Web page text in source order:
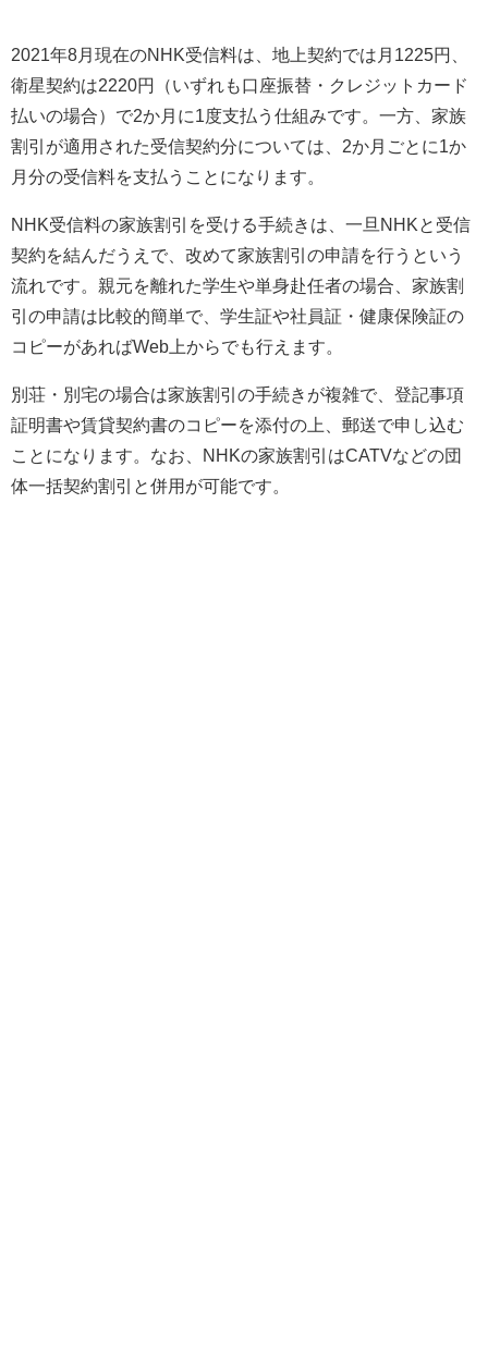
2021年8月現在のNHK受信料は、地上契約では月1225円、
衛星契約は2220円（いずれも口座振替・クレジットカード
払いの場合）で2か月に1度支払う仕組みです。一方、家族
割引が適用された受信契約分については、2か月ごとに1か
月分の受信料を支払うことになります。
NHK受信料の家族割引を受ける手続きは、一旦NHKと受信
契約を結んだうえで、改めて家族割引の申請を行うという
流れです。親元を離れた学生や単身赴任者の場合、家族割
引の申請は比較的簡単で、学生証や社員証・健康保険証の
コピーがあればWeb上からでも行えます。
別荘・別宅の場合は家族割引の手続きが複雑で、登記事項
証明書や賃貸契約書のコピーを添付の上、郵送で申し込む
ことになります。なお、NHKの家族割引はCATVなどの団
体一括契約割引と併用が可能です。